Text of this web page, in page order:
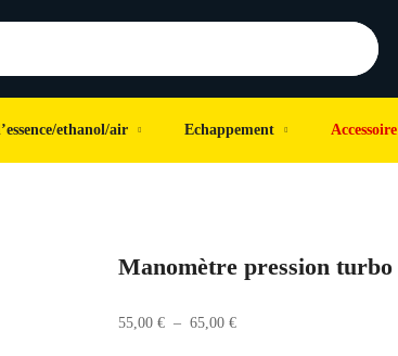
ethanol/air Echappement Accessoire
Manomètre pression turbo
55,00 € – 65,00 €